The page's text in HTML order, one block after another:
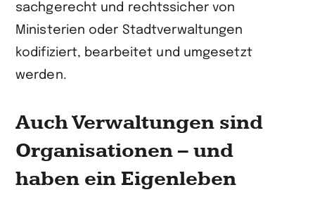
sach­gerecht und rechtssicher von
Ministerien oder Stadtverwaltungen
kodifiziert, bearbeitet und umgesetzt
werden.
Auch Verwaltungen sind
Organisationen – und
haben ein Eigenleben